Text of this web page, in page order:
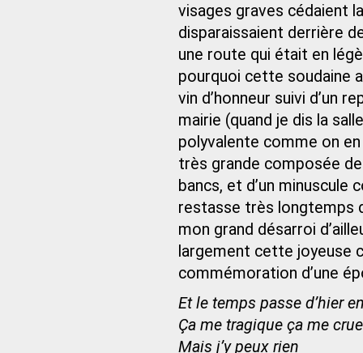
visages graves cédaient
disparaissaient derrière
une route qui était en
pourquoi cette soudaine
vin d’honneur suivi d’un
mairie (quand je dis la
polyvalente comme on
très grande composée
bancs, et d’un minuscule
restasse très longtemps
mon grand désarroi
largement cette joyeuse
commémoration d’une
Et le temps passe d’hier
Ça me tragique ça me
Mais j’y peux rien